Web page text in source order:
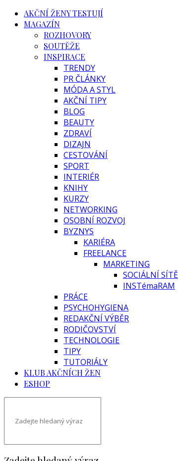
AKČNÍ ŽENY TESTUJÍ
MAGAZÍN
ROZHOVORY
SOUTĚŽE
INSPIRACE
TRENDY
PR ČLÁNKY
MÓDA A STYL
AKČNÍ TIPY
BLOG
BEAUTY
ZDRAVÍ
DIZAJN
CESTOVÁNÍ
SPORT
INTERIÉR
KNIHY
KURZY
NETWORKING
OSOBNÍ ROZVOJ
BYZNYS
KARIÉRA
FREELANCE
MARKETING
SOCIÁLNÍ SÍTĚ
INSTémaRAM
PRÁCE
PSYCHOHYGIENA
REDAKČNÍ VÝBĚR
RODIČOVSTVÍ
TECHNOLOGIE
TIPY
TUTORIÁLY
KLUB AKČNÍCH ŽEN
ESHOP